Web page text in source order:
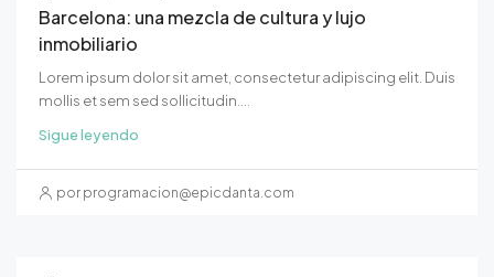
Barcelona: una mezcla de cultura y lujo
inmobiliario
Lorem ipsum dolor sit amet, consectetur adipiscing elit. Duis
mollis et sem sed sollicitudin....
Sigue leyendo
por programacion@epicdanta.com